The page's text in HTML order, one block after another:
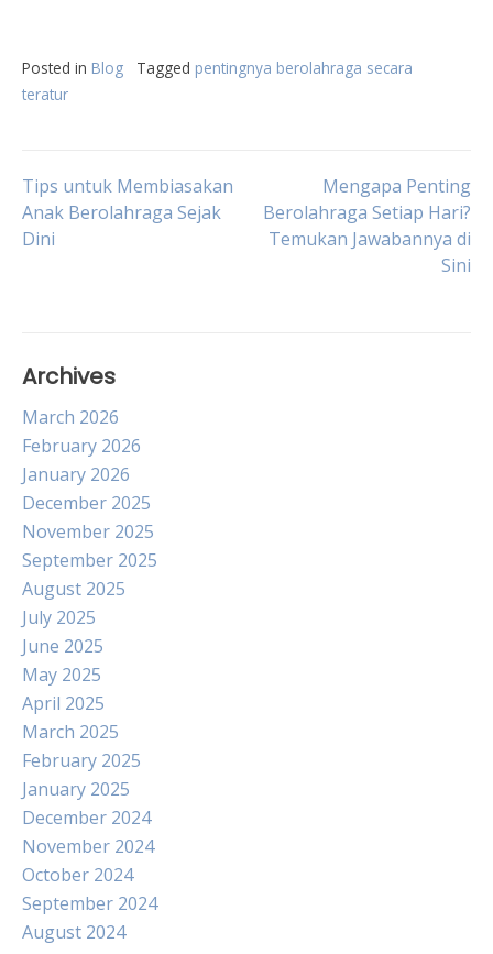
Posted in Blog Tagged pentingnya berolahraga secara
teratur
Post
navigation
Tips untuk Membiasakan
Anak Berolahraga Sejak
Dini
Mengapa Penting
Berolahraga Setiap Hari?
Temukan Jawabannya di
Sini
Archives
March 2026
February 2026
January 2026
December 2025
November 2025
September 2025
August 2025
July 2025
June 2025
May 2025
April 2025
March 2025
February 2025
January 2025
December 2024
November 2024
October 2024
September 2024
August 2024